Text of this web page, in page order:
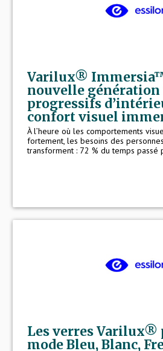
Varilux®
nouvelle génération
progressifs
confort visuel
À l’heure où les comportements
fortement, les besoins des
transforment : 72 % du temps passé
Les verres Varilux®
mode Bleu, Blanc,